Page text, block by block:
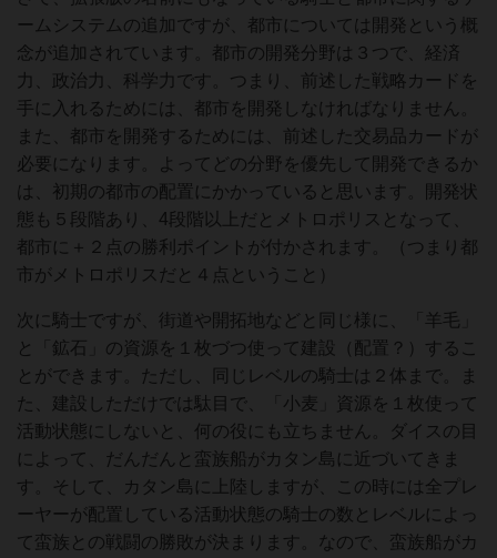
ームシステムの追加ですが、都市については開発という概
念が追加されています。都市の開発分野は３つで、経済
力、政治力、科学力です。つまり、前述した戦略カードを
手に入れるためには、都市を開発しなければなりません。
また、都市を開発するためには、前述した交易品カードが
必要になります。よってどの分野を優先して開発できるか
は、初期の都市の配置にかかっていると思います。開発状
態も５段階あり、4段階以上だとメトロポリスとなって、
都市に＋２点の勝利ポイントが付かされます。（つまり都
市がメトロポリスだと４点ということ）
次に騎士ですが、街道や開拓地などと同じ様に、「羊毛」
と「鉱石」の資源を１枚づつ使って建設（配置？）するこ
とができます。ただし、同じレベルの騎士は２体まで。ま
た、建設しただけでは駄目で、「小麦」資源を１枚使って
活動状態にしないと、何の役にも立ちません。ダイスの目
によって、だんだんと蛮族船がカタン島に近づいてきま
す。そして、カタン島に上陸しますが、この時には全プレ
ーヤーが配置している活動状態の騎士の数とレベルによっ
て蛮族との戦闘の勝敗が決まります。なので、蛮族船がカ